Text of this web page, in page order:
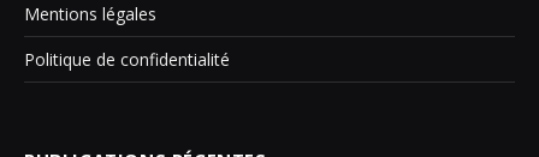
Mentions légales
Politique de confidentialité